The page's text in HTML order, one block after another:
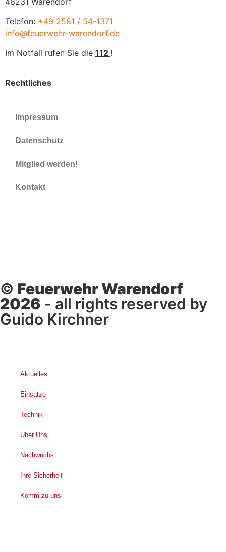
Telefon: +49 2581 / 54-1371
info@feuerwehr-warendorf.de
Im Notfall rufen Sie die 112 !
Rechtliches
Impressum
Datenschutz
Mitglied werden!
Kontakt
© Feuerwehr Warendorf
2026 - all rights reserved by
Guido Kirchner
Aktuelles
Einsätze
Technik
Über Uns
Nachwuchs
Ihre Sicherheit
Komm zu uns